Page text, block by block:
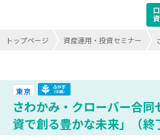
トップページ 資産運用・投資セミナー
さわかみ・クローバー合
資で創る豊かな未来」（終
東京